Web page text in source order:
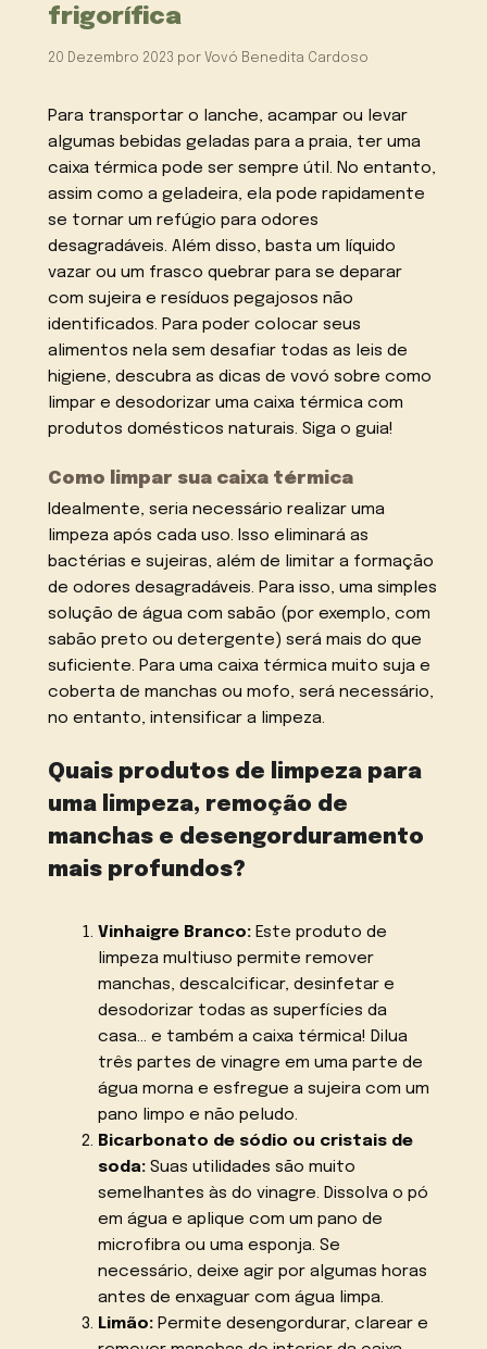
frigorífica
20 Dezembro 2023 por Vovó Benedita Cardoso
Para transportar o lanche, acampar ou levar
algumas bebidas geladas para a praia, ter uma
caixa térmica pode ser sempre útil. No entanto,
assim como a geladeira, ela pode rapidamente
se tornar um refúgio para odores
desagradáveis. Além disso, basta um líquido
vazar ou um frasco quebrar para se deparar
com sujeira e resíduos pegajosos não
identificados. Para poder colocar seus
alimentos nela sem desafiar todas as leis de
higiene, descubra as dicas de vovó sobre como
limpar e desodorizar uma caixa térmica com
produtos domésticos naturais. Siga o guia!
Como limpar sua caixa térmica
Idealmente, seria necessário realizar uma
limpeza após cada uso. Isso eliminará as
bactérias e sujeiras, além de limitar a formação
de odores desagradáveis. Para isso, uma simples
solução de água com sabão (por exemplo, com
sabão preto ou detergente) será mais do que
suficiente. Para uma caixa térmica muito suja e
coberta de manchas ou mofo, será necessário,
no entanto, intensificar a limpeza.
Quais produtos de limpeza para
uma limpeza, remoção de
manchas e desengorduramento
mais profundos?
Vinhaigre Branco:Este produto de
limpeza multiuso permite remover
manchas, descalcificar, desinfetar e
desodorizar todas as superfícies da
casa… e também a caixa térmica! Dilua
três partes de vinagre em uma parte de
água morna e esfregue a sujeira com um
pano limpo e não peludo.
Bicarbonato de sódio ou cristais de
soda:Suas utilidades são muito
semelhantes às do vinagre. Dissolva o pó
em água e aplique com um pano de
microfibra ou uma esponja. Se
necessário, deixe agir por algumas horas
antes de enxaguar com água limpa.
Limão:Permite desengordurar, clarear e